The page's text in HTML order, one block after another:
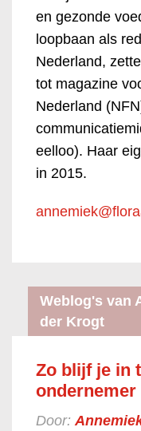
en gezonde
loopbaan als
Nederland,
tot magazine
Nederland
eelloo). Haar
in 2015.
Weblog's van
der Krogt
Zo blijf je in
ondernemer
Door: